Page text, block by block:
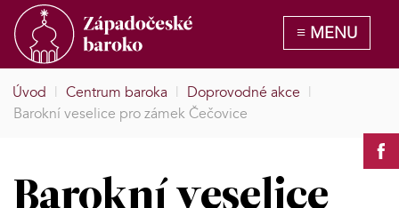
Úvod | Centrum baroka | Doprovodné akce |
Barokní veselice pro zámek Čečovice
Barokní veselice